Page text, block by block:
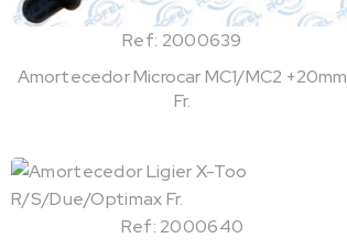
Ref: 2000639
Amortecedor Microcar MC1/MC2 +20mm
Fr.
Ref: 2000640